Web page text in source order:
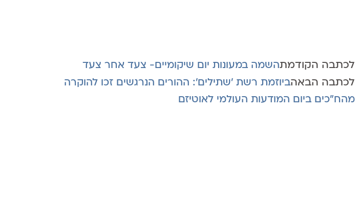
לכתבה הקודמתהשמה במעונות יום שיקומיים- צעד אחר צעד
לכתבה הבאהביוזמת רשת 'שתילים': ההורים הנרגשים זכו להוקרה
מהח"כים ביום המודעות העולמי לאוטיזם